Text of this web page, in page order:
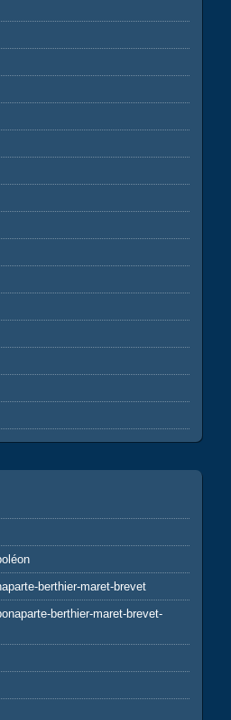
berthier-maret-brevet
berthier-maret-brevet-